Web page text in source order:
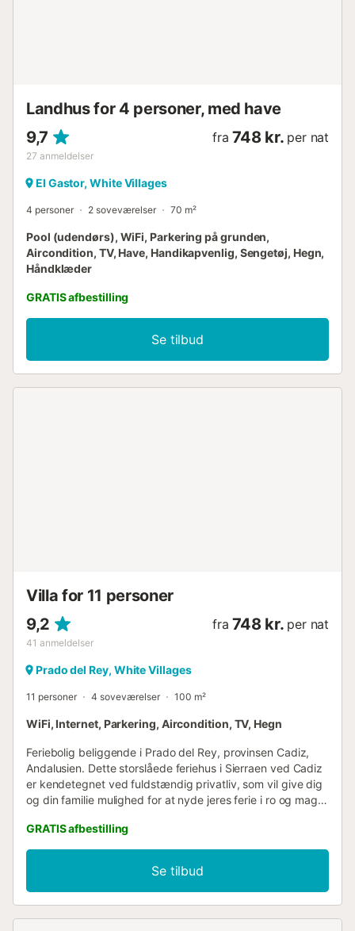
Landhus for 4 personer, med have
9,7
27 anmeldelser
fra 748 kr. per nat
El Gastor, White Villages
4 personer 2 soveværelser 70 m²
Pool (udendørs), WiFi, Parkering på grunden,
Aircondition, TV, Have, Handikapvenlig, Sengetøj, Hegn,
Håndklæder
GRATIS afbestilling
Se tilbud
Villa for 11 personer
9,2
41 anmeldelser
fra 748 kr. per nat
Prado del Rey, White Villages
11 personer 4 soveværelser 100 m²
WiFi, Internet, Parkering, Aircondition, TV, Hegn
Feriebolig beliggende i Prado del Rey, provinsen Cadiz,
Andalusien. Dette storslåede feriehus i Sierraen ved Cadiz
er kendetegnet ved fuldstændig privatliv, som vil give dig
og din familie mulighed for at nyde jeres ferie i ro og mag
enkeltsenge og de øvrige tre med en dobbeltseng hver.
Under hver dobbeltseng finder du en ekstra enkeltseng.
På denne måde kan op til 11 personer holde ferie her. Et af
soveværelserne har eget badeværelse med bruser og
badekar, og der er endnu et badeværelse med bruser,
GRATIS afbestilling
Se tilbud